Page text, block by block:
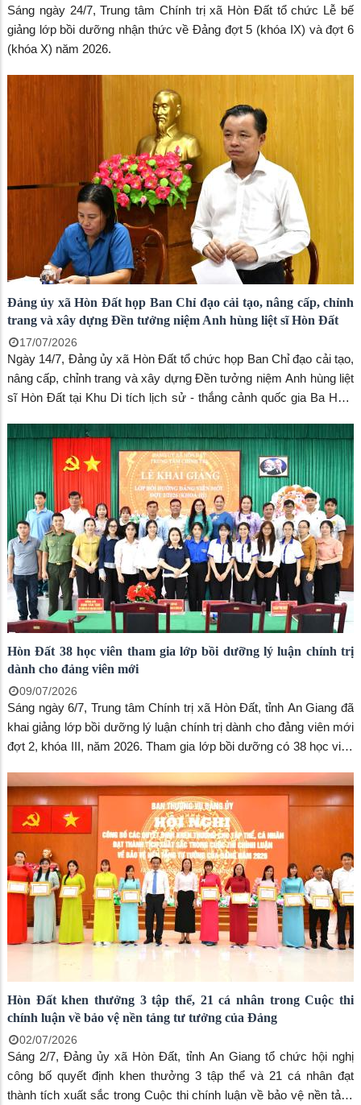
Sáng ngày 24/7, Trung tâm Chính trị xã Hòn Đất tổ chức Lễ bế
giảng lớp bồi dưỡng nhận thức về Đảng đợt 5 (khóa IX) và đợt 6
(khóa X) năm 2026.
Đảng ủy xã Hòn Đất họp Ban Chỉ đạo cải tạo, nâng cấp, chỉnh
trang và xây dựng Đền tưởng niệm Anh hùng liệt sĩ Hòn Đất
17/07/2026
Ngày 14/7, Đảng ủy xã Hòn Đất tổ chức họp Ban Chỉ đạo cải tạo,
nâng cấp, chỉnh trang và xây dựng Đền tưởng niệm Anh hùng liệt
sĩ Hòn Đất tại Khu Di tích lịch sử - thắng cảnh quốc gia Ba Hòn.
đạo chủ trì hội nghị. Đến dự có đồng chí Nguyễn Văn Phương,
Phó Trưởng phòng Quản lý Văn hóa, Sở Văn hóa và Thể thao tỉnh
An Giang; đồng chí Phạm Thu Thủy, Phó Bí thư Đảng ủy, Chủ
tịch UBND xã; các thành viên Ban Chỉ đạo cùng lãnh đạo Trung
tâm Phục vụ hành chính công, Trung tâm Dịch vụ tổng hợp xã,
Ban Chỉ huy quân sự xã, Công an xã.
Hòn Đất 38 học viên tham gia lớp bồi dưỡng lý luận chính trị
dành cho đảng viên mới
09/07/2026
Sáng ngày 6/7, Trung tâm Chính trị xã Hòn Đất, tỉnh An Giang đã
khai giảng lớp bồi dưỡng lý luận chính trị dành cho đảng viên mới
đợt 2, khóa III, năm 2026. Tham gia lớp bồi dưỡng có 38 học viên
Bình Giang.
Hòn Đất khen thưởng 3 tập thể, 21 cá nhân trong Cuộc thi
chính luận về bảo vệ nền tảng tư tưởng của Đảng
02/07/2026
Sáng 2/7, Đảng ủy xã Hòn Đất, tỉnh An Giang tổ chức hội nghị
công bố quyết định khen thưởng 3 tập thể và 21 cá nhân đạt
thành tích xuất sắc trong Cuộc thi chính luận về bảo vệ nền tảng